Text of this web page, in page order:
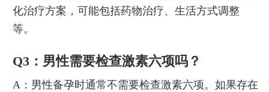
化治疗方案，可能包括药物治疗、生活方式调整
等。
Q3：男性需要检查激素六项吗？
A：男性备孕时通常不需要检查激素六项。如果存在